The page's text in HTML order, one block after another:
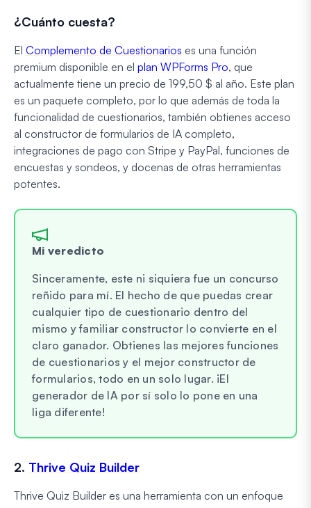
¿Cuánto cuesta?
El Complemento de Cuestionarios es una función
premium disponible en el plan WPForms Pro, que
actualmente tiene un precio de 199,50 $ al año. Este plan
es un paquete completo, por lo que además de toda la
funcionalidad de cuestionarios, también obtienes acceso
al constructor de formularios de IA completo,
integraciones de pago con Stripe y PayPal, funciones de
encuestas y sondeos, y docenas de otras herramientas
potentes.
Mi veredicto
Sinceramente, este ni siquiera fue un concurso
reñido para mí. El hecho de que puedas crear
cualquier tipo de cuestionario dentro del
mismo y familiar constructor lo convierte en el
claro ganador. Obtienes las mejores funciones
de cuestionarios y el mejor constructor de
formularios, todo en un solo lugar. ¡El
generador de IA por sí solo lo pone en una
liga diferente!
2. Thrive Quiz Builder
Thrive Quiz Builder es una herramienta con un enfoque